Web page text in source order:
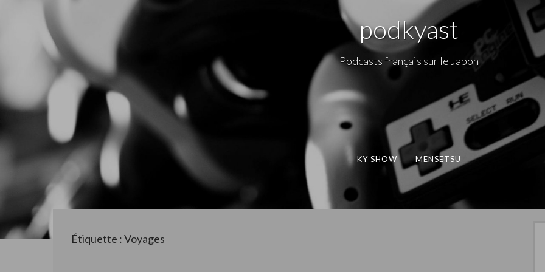
podkyast
Podcasts français sur le Japon
KY SHOW MENSETSU
Étiquette : Voyages